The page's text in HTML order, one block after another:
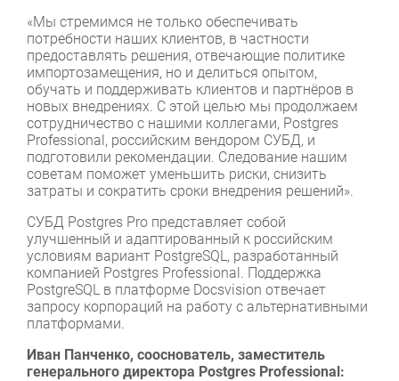
«Мы стремимся не только обеспечивать
потребности наших клиентов, в частности
предоставлять решения, отвечающие политике
импортозамещения, но и делиться опытом,
обучать и поддерживать клиентов и партнёров в
новых внедрениях. С этой целью мы продолжаем
сотрудничество с нашими коллегами, Postgres
Professional, российским вендором СУБД, и
подготовили рекомендации. Следование нашим
советам поможет уменьшить риски, снизить
затраты и сократить сроки внедрения решений».
СУБД Postgres Pro представляет собой
улучшенный и адаптированный к российским
условиям вариант PostgreSQL, разработанный
компанией Postgres Professional. Поддержка
PostgreSQL в платформе Docsvision отвечает
запросу корпораций на работу с альтернативными
платформами.
Иван Панченко, сооснователь, заместитель
генерального директора Postgres Professional: